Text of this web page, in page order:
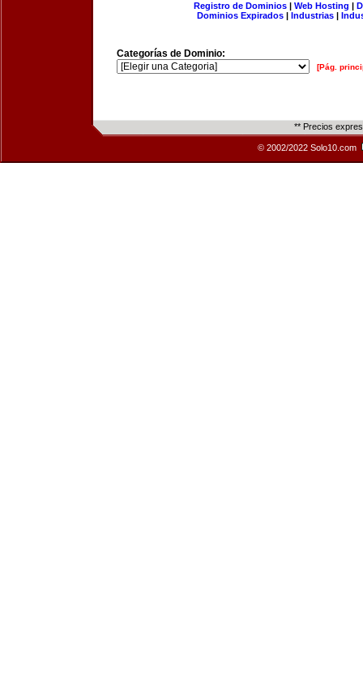
Registro de Dominios| Web Hosting |
Dominios Expirados | Industrias |
Categorías de Dominio:
[Pág.
** Precios
© 2002/2022 Solo10.com